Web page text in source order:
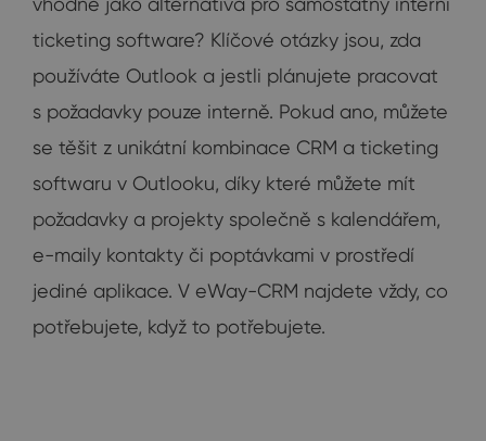
ticketing software? Klíčové otázky jsou, zda
používáte Outlook a jestli plánujete pracovat
s požadavky pouze interně. Pokud ano, můžete
se těšit z unikátní kombinace CRM a ticketing
softwaru v Outlooku, díky které můžete mít
požadavky a projekty společně s kalendářem,
e-maily kontakty či poptávkami v prostředí
jediné aplikace. V eWay-CRM najdete vždy, co
potřebujete, když to potřebujete.